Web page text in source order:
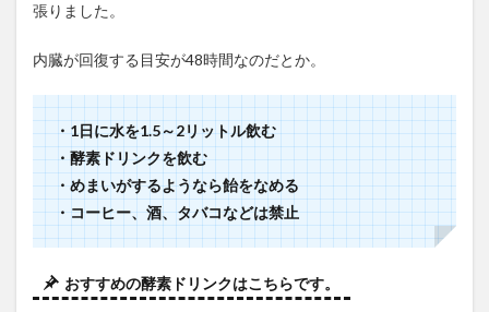
張りました。
内臓が回復する目安が48時間なのだとか。
・1日に水を1.5～2リットル飲む
・酵素ドリンクを飲む
・めまいがするようなら飴をなめる
・コーヒー、酒、タバコなどは禁止
おすすめの酵素ドリンクはこちらです。